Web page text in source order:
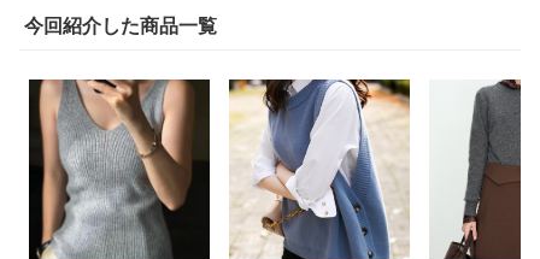
今回紹介した商品一覧